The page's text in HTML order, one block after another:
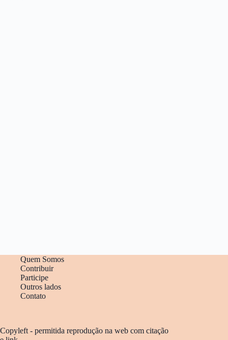
Quem Somos
Contribuir
Participe
Outros lados
Contato
Copyleft - permitida reprodução na web com citação